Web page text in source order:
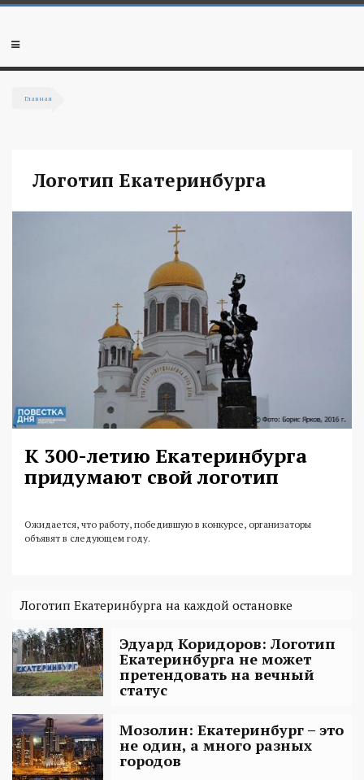
Перейти к основному содержанию
Мобильное
Главная
Логотип Екатеринбурга
К 300-летию Екатеринбурга
придумают свой логотип
Ожидается, что работу, победившую в конкурсе, организаторы
объявят в следующем году.
Логотип Екатеринбурга на каждой остановке
Эдуард Коридоров: Логотип
Екатеринбурга не может
претендовать на вечный
статус
Мозолин: Екатеринбург – это
не один, а много разных
городов